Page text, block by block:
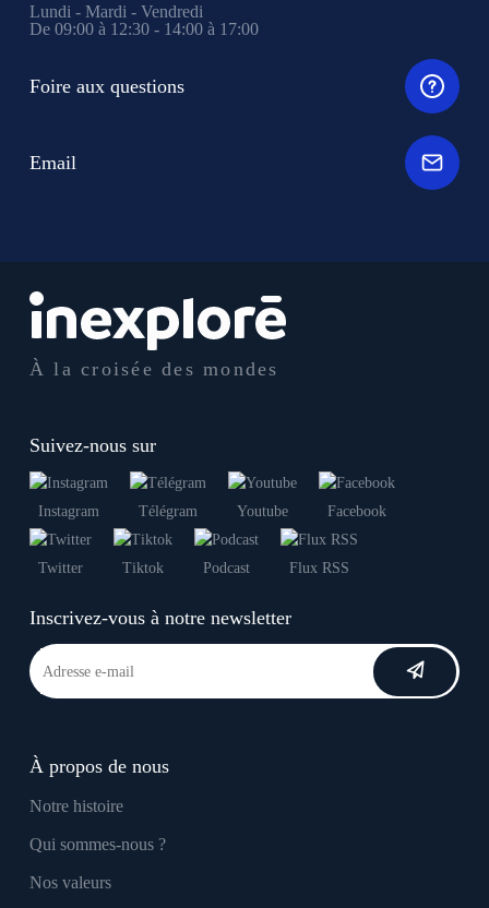
À la croisée des mondes
Suivez-nous sur
Instagram Télégram Youtube Facebook
Twitter Tiktok Podcast Flux RSS
Inscrivez-vous à notre newsletter
À propos de nous
Notre histoire
Qui sommes-nous ?
Nos valeurs
Lundi - Mardi - Vendredi
De 09:00 à 12:30 - 14:00 à 17:00
Foire aux questions
Email